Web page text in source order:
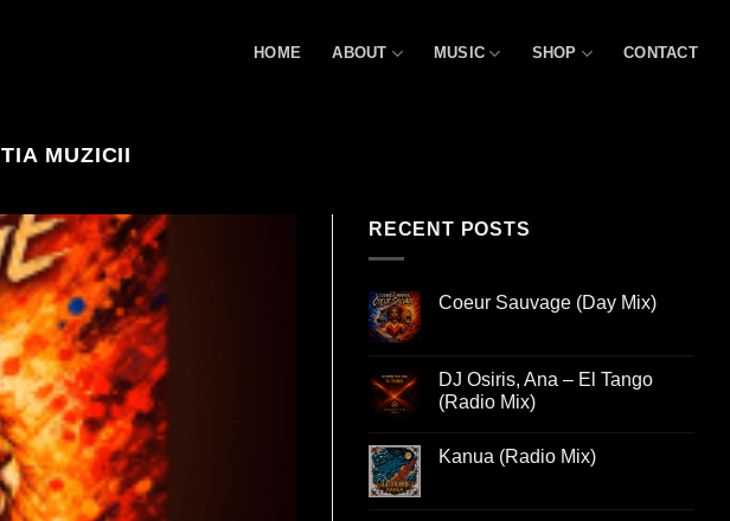
HOME ABOUT MUSIC SHOP CONTACT
MUZICII
RECENT POSTS
Coeur Sauvage (Day Mix)
DJ Osiris, Ana – El Tango
(Radio Mix)
Kanua (Radio Mix)